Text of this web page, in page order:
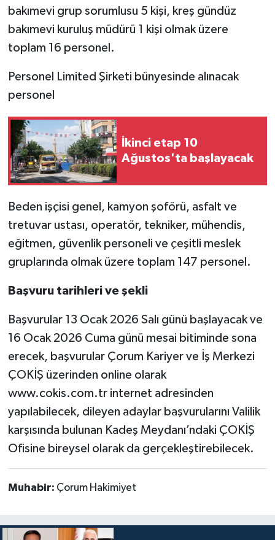
bakımevi grup sorumlusu 5 kişi, kreş gündüz
bakımevi kuruluş müdürü 1 kişi olmak üzere
toplam 16 personel.
Personel Limited Şirketi bünyesinde alınacak
personel
İkinci etap 10
Ağustos'ta başlayacak
Beden işçisi genel, kamyon şoförü, asfalt ve
tretuvar ustası, operatör, tekniker, mühendis,
eğitmen, güvenlik personeli ve çeşitli meslek
gruplarında olmak üzere toplam 147 personel.
Başvuru tarihleri ve şekli
Başvurular 13 Ocak 2026 Salı günü başlayacak ve
16 Ocak 2026 Cuma günü mesai bitiminde sona
erecek, başvurular Çorum Kariyer ve İş Merkezi
ÇOKİŞ üzerinden online olarak
www.cokis.com.tr internet adresinden
yapılabilecek, dileyen adaylar başvurularını Valilik
karşısında bulunan Kadeş Meydanı’ndaki ÇOKİŞ
Ofisine bireysel olarak da gerçekleştirebilecek.
Muhabir: Çorum Hakimiyet